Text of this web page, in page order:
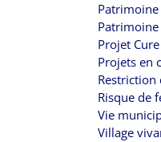
Patrimoine
Projet Cure
Projets en
Restriction
Risque de
Vie
Village